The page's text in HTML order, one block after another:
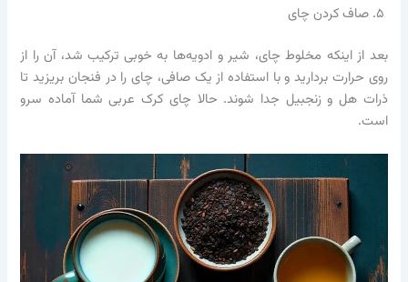
بعد از اینکه مخلوط چای، شیر و ادویه‌ها به خوبی ترکیب شد، آن را از
روی حرارت بردارید و با استفاده از یک صافی، چای را در فنجان بریزید تا
ذرات هل و زنجبیل جدا شوند. حالا چای کرک عربی شما آماده سرو
است.